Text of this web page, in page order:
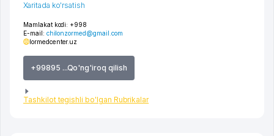
Mamlakat kodi: +998
E-mail: chilonzormed@gmail.com
lormedcenter.uz
+99895 ...Qo'ng'iroq qilish
Tashkilot tegishli bo'lgan Rubrikalar
Xaritada ko'rsatish